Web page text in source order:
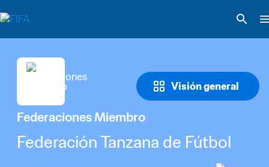
Visión general
Federaciones Miembro
Federación Tanzana de Fútbol